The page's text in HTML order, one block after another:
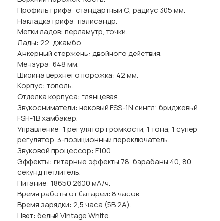
Профиль грифа: стандартный С, радиус 305 мм.
Накладка грифа: палисандр.
Метки ладов: перламутр, точки.
Лады: 22, джамбо.
Анкерный стержень: двойного действия.
Мензура: 648 мм.
Ширина верхнего порожка: 42 мм.
Корпус: тополь.
Отделка корпуса: глянцевая.
Звукосниматели: нековый FSS-1N сингл; бриджевый
FSH-1B хамбакер.
Управление: 1 регулятор громкости, 1 тона, 1 супер
регулятор, 3-позиционный переключатель.
Звуковой процессор: F100.
Эффекты: гитарные эффекты 78, барабаны 40, 80
секунд петлитель.
Питание: 18650 2600 мА/ч.
Время работы от батареи: 8 часов.
Время зарядки: 2,5 часа (5В 2А).
Цвет: белый Vintage White.